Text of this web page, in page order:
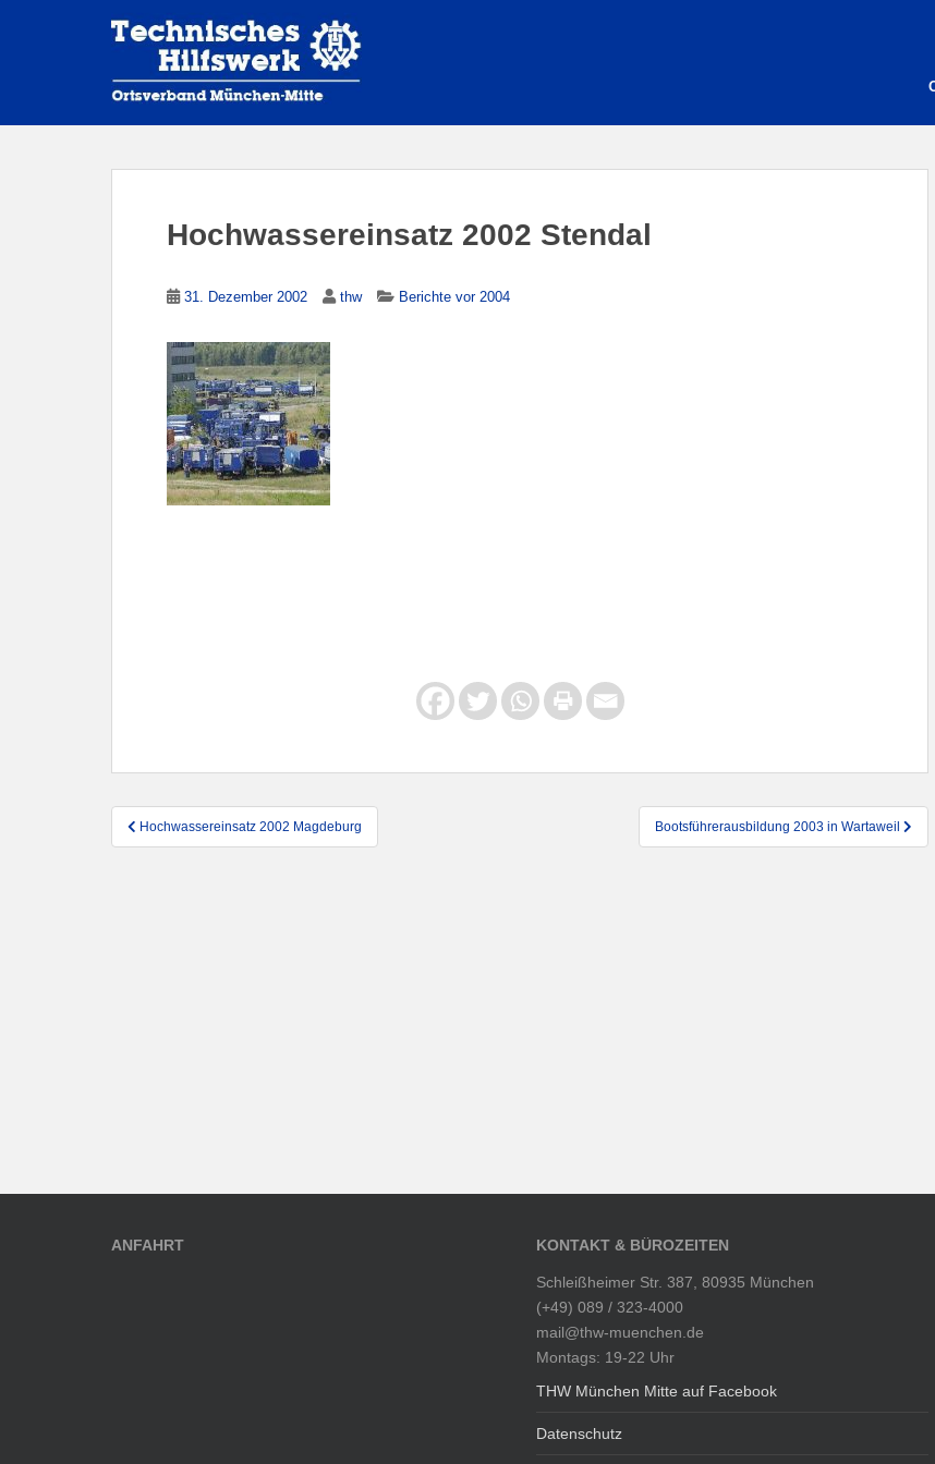
Hochwassereinsatz 2002 Stendal
31. Dezember 2002 thw Berichte vor 2004
Beitragsnavigation
Hochwassereinsatz 2002 Magdeburg Bootsführerausbildung 2003 in Wartaweil
ANFAHRT KONTAKT & BÜROZEITEN
Schleißheimer Str. 387, 80935 München
(+49) 089 / 323-4000
mail@thw-muenchen.de
Montags: 19-22 Uhr
THW München Mitte auf Facebook
Datenschutz